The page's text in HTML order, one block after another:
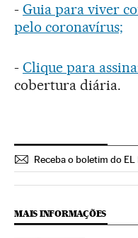
- Guia para viver
pelo coronavírus;
- Clique para
cobertura diária.
Receba o boletim do EL
MAIS INFORMAÇÕES